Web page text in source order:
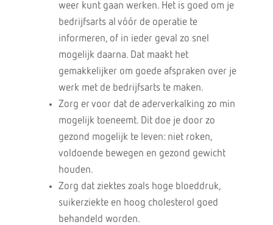
weer kunt gaan werken. Het is goed om je
bedrijfsarts al vóór de operatie te
informeren, of in ieder geval zo snel
mogelijk daarna. Dat maakt het
gemakkelijker om goede afspraken over je
werk met de bedrijfsarts te maken.
Zorg er voor dat de aderverkalking zo min
mogelijk toeneemt. Dit doe je door zo
gezond mogelijk te leven: niet roken,
voldoende bewegen en gezond gewicht
houden.
Zorg dat ziektes zoals hoge bloeddruk,
suikerziekte en hoog cholesterol goed
behandeld worden.